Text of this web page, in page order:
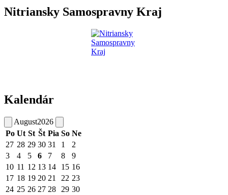
Nitriansky Samospravny Kraj
Kalendár
August2026
Po Ut St Št Pia So Ne
27 28 29 30 31 1
2
3
4 5 6 7 8
9
10 11 12 13 14 15 16
17 18 19 20 21 22 23
24 25 26 27 28 29 30